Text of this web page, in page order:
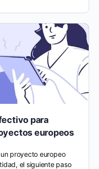
para
europeos
proyecto europeo
el siguiente paso